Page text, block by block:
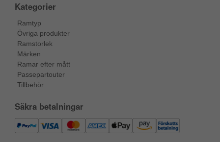
Kategorier
Ramtyp
Övriga produkter
Ramstorlek
Märken
Ramar efter mått
Passepartouter
Tillbehör
Säkra betalningar